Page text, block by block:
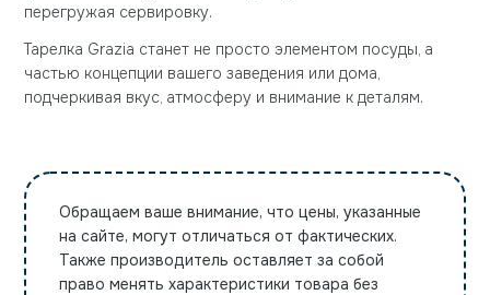
перегружая сервировку.
Тарелка Grazia станет не просто элементом посуды, а
частью концепции вашего заведения или дома,
подчеркивая вкус, атмосферу и внимание к деталям.
Обращаем ваше внимание, что цены, указанные
на сайте, могут отличаться от фактических.
Также производитель оставляет за собой
право менять характеристики товара без